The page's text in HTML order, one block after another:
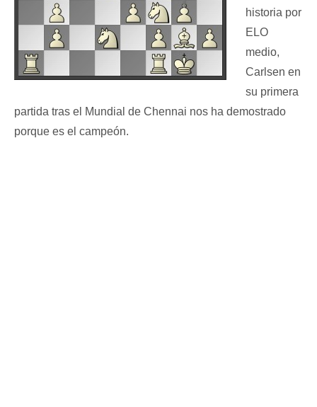
historia por
ELO
medio,
Carlsen en
su primera
partida tras el Mundial de Chennai nos ha demostrado
porque es el campeón.